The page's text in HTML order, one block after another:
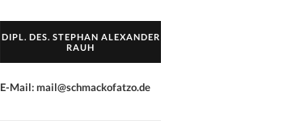
DIPL. DES. STEPHAN ALEXANDER
RAUH
E-Mail: mail@schmackofatzo.de